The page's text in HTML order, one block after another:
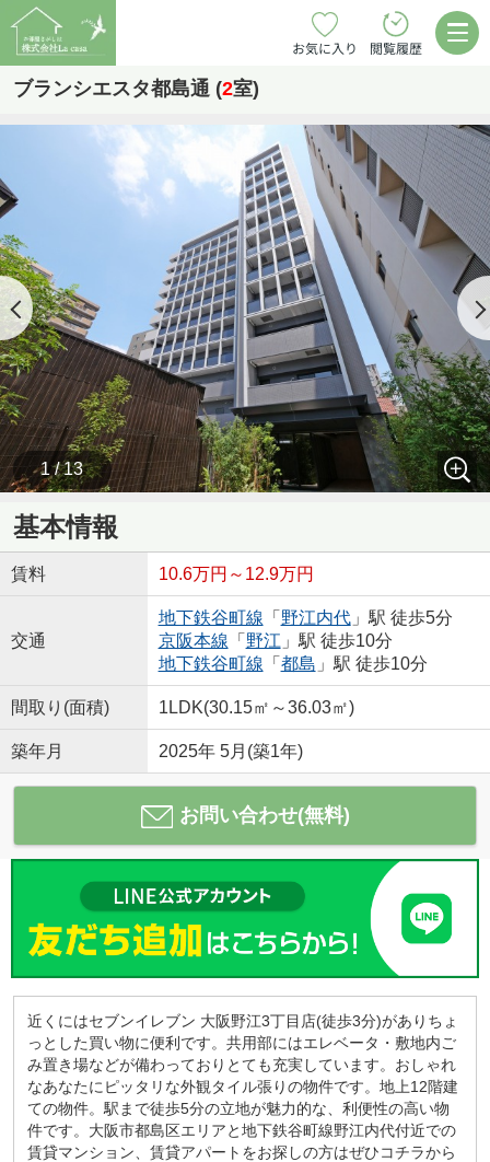
お気に入り 閲覧履歴
ブランシエスタ都島通 (2室)
1 / 13
基本情報
賃料 10.6万円～12.9万円
交通
地下鉄谷町線 「 野江内代」駅 徒歩5分
京阪本線 「 野江 」駅 徒歩10分
地下鉄谷町線 「 都島 」駅 徒歩10分
間取り(面積) 1LDK(30.15㎡～36.03㎡)
築年月 2025年 5月(築1年)
お問い合わせ(無料)
近くにはセブンイレブン 大阪野江3丁目店(徒歩3分)がありちょ
っとした買い物に便利です。共用部にはエレベータ・敷地内ご
み置き場などが備わっておりとても充実しています。おしゃれ
なあなたにピッタリな外観タイル張りの物件です。地上12階建
ての物件。駅まで徒歩5分の立地が魅力的な、利便性の高い物
件です。大阪市都島区エリアと地下鉄谷町線野江内代付近での
賃貸マンション、賃貸アパートをお探しの方はぜひコチラから